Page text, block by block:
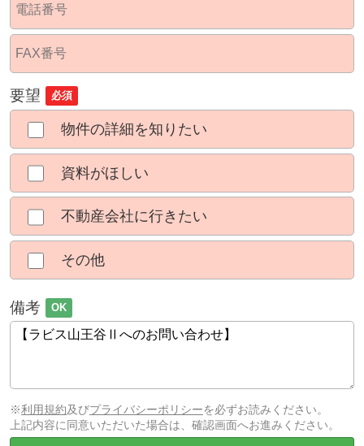
要望 必須
物件の詳細を知りたい
資料がほしい
不動産会社に行きたい
その他
備考 OK
※利用規約及びプライバシーポリシーを必ずお読みください。
上記内容に同意いただいた場合は、確認画面へお進みください。